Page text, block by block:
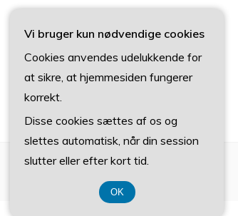
Vi bruger kun nødvendige cookies
Cookies anvendes udelukkende for
at sikre, at hjemmesiden fungerer
korrekt.
Disse cookies sættes af os og
slettes automatisk, når din session
slutter eller efter kort tid.
OK